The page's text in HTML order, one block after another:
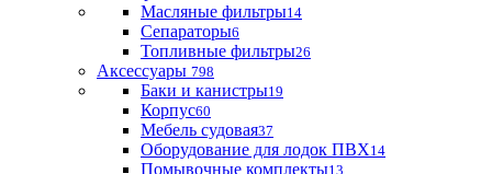
Масляные фильтры14
Сепараторы6
Топливные фильтры26
Аксессуары 798
Баки и канистры19
Корпус60
Мебель судовая37
Оборудование для лодок ПВХ14
Помывочные комплекты13